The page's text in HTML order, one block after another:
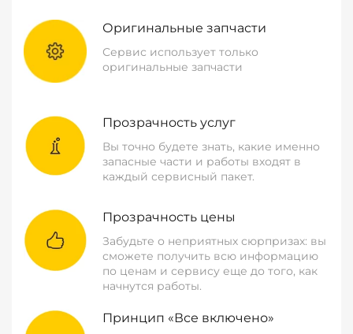
Оригинальные запчасти
Сервис использует только
оригинальные запчасти
Прозрачность услуг
Вы точно будете знать, какие именно
запасные части и работы входят в
каждый сервисный пакет.
Прозрачность цены
Забудьте о неприятных сюрпризах: вы
сможете получить всю информацию
по ценам и сервису еще до того, как
начнутся работы.
Принцип «Все включено»